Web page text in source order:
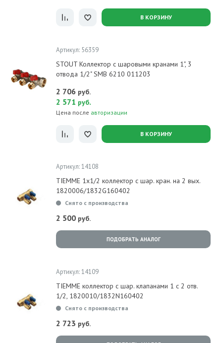
В КОРЗИНУ
Артикул: 56359
STOUT Коллектор с шаровыми кранами 1", 3
отвода 1/2" SMB 6210 011203
2 706 руб.
2 571 руб.
Цена после авторизации
В КОРЗИНУ
Артикул: 14108
TIEMME 1х1/2 коллектор с шар. кран. на 2 вых.
1820006/1832G160402
Снято с производства
2 500 руб.
ПОДОБРАТЬ АНАЛОГ
Артикул: 14109
TIEMME коллектор с шар. клапанами 1 с 2 отв.
1/2, 1820010/1832N160402
Снято с производства
2 723 руб.